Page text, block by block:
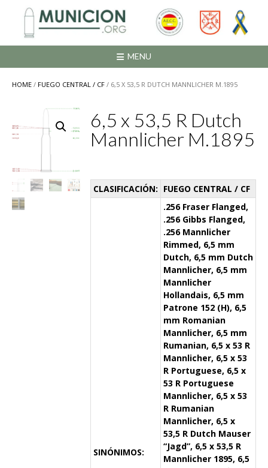
contenido
MENU
HOME / FUEGO CENTRAL / CF / 6,5 X 53,5 R DUTCH MANNLICHER M.1895
6,5 x 53,5 R Dutch
Mannlicher M.1895
CLASIFICACIÓN: FUEGO CENTRAL / CF
SINÓNIMOS:
.256 Fraser Flanged,
.256 Gibbs Flanged,
.256 Mannlicher
Rimmed, 6,5 mm
Dutch, 6,5 mm Dutch
Mannlicher, 6,5 mm
Mannlicher
Hollandais, 6,5 mm
Patrone 152 (H), 6,5
mm Romanian
Mannlicher, 6,5 mm
Rumanian, 6,5 x 53 R
Mannlicher, 6,5 x 53
R Portuguese, 6,5 x
53 R Portuguese
Mannlicher, 6,5 x 53
R Rumanian
Mannlicher, 6,5 x
53,5 R Dutch Mauser
“Jagd”, 6,5 x 53,5 R
Mannlicher 1895, 6,5